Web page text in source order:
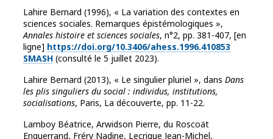
Lahire Bernard (1996), « La variation des contextes en
sciences sociales. Remarques épistémologiques »,
Annales histoire et sciences sociales, n°2, pp. 381-407, [en
ligne] https://doi.org/10.3406/ahess.1996.410853
SMASH (consulté le 5 juillet 2023).
Lahire Bernard (2013), « Le singulier pluriel », dans Dans
les plis singuliers du social : individus, institutions,
socialisations, Paris, La découverte, pp. 11-22.
Lamboy Béatrice, Arwidson Pierre, du Roscoät
Enguerrand, Fréry Nadine, Lecrique Jean-Michel,